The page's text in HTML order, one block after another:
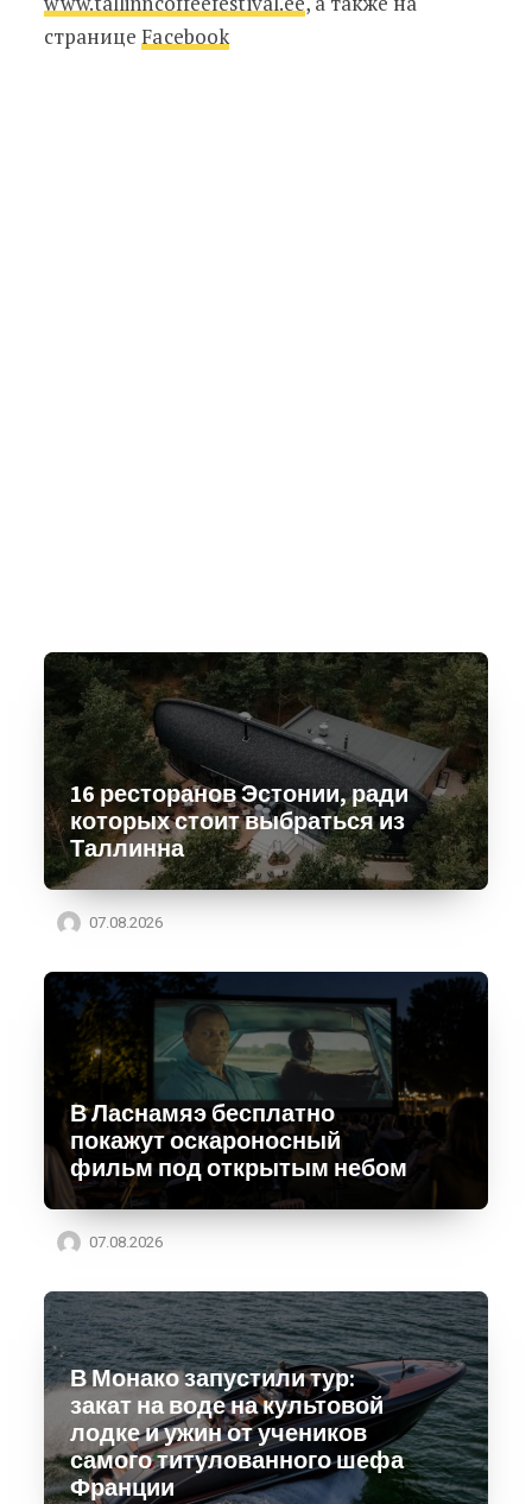
странице Facebook
16 ресторанов Эстонии, ради
которых стоит выбраться из
Таллинна
07.08.2026
В Ласнамяэ бесплатно
покажут оскароносный
фильм под открытым небом
07.08.2026
В Монако запустили тур:
закат на воде на культовой
лодке и ужин от учеников
самого титулованного шефа
Франции